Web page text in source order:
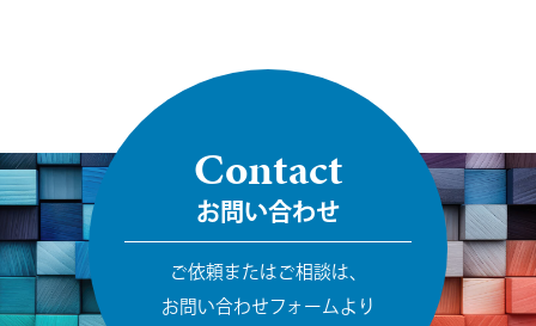
Contact
お問い合わせ
ご依頼またはご相談は、
お問い合わせフォームより